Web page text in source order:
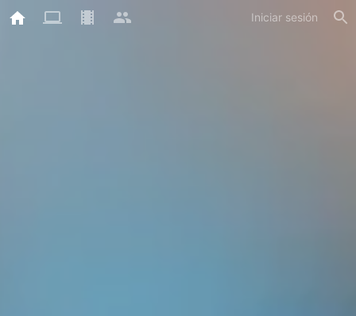
Iniciar sesión